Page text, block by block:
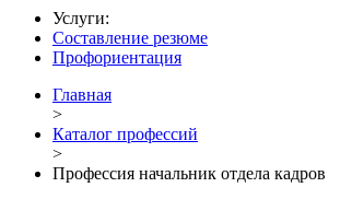
Услуги:
Составление резюме
Профориентация
Главная
>
Каталог профессий
>
Профессия начальник отдела кадров